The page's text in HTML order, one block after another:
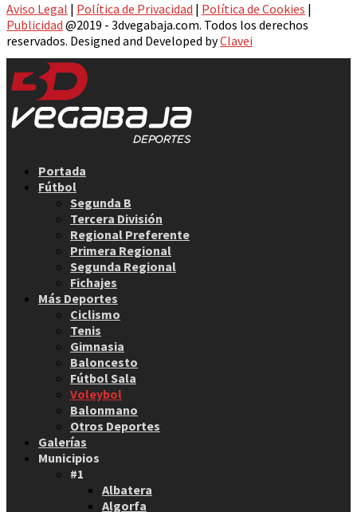
Aviso Legal | Política de Privacidad | Política de Cookies |
Publicidad @2019 - 3dvegabaja.com. Todos los derechos
reservados. Designed and Developed byClavei
Portada
Fútbol
Segunda B
Tercera División
Regional Preferente
Primera Regional
Segunda Regional
Fichajes
Más Deportes
Ciclismo
Tenis
Gimnasia
Baloncesto
Fútbol Sala
Voleybol
Balonmano
Otros Deportes
Galerías
Municipios
#1
Albatera
Algorfa